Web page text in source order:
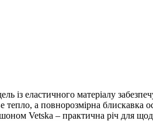
еластичного матеріалу
а повнорозмірна блискавка
Vetska – практична річ для